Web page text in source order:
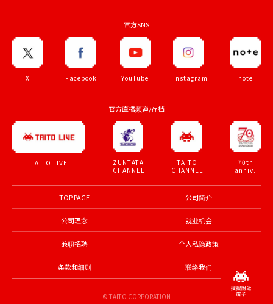
官方SNS
X Facebook YouTube Instagram note
官方直播频道/存档
TAITO LIVE
ZUNTATA
CHANNEL
TAITO
CHANNEL
70th
anniv.
TOP PAGE 公司简介
公司理念 就业机会
兼职招聘 个人私隐政策
条款和细则 联络我们
© TAITO CORPORATION